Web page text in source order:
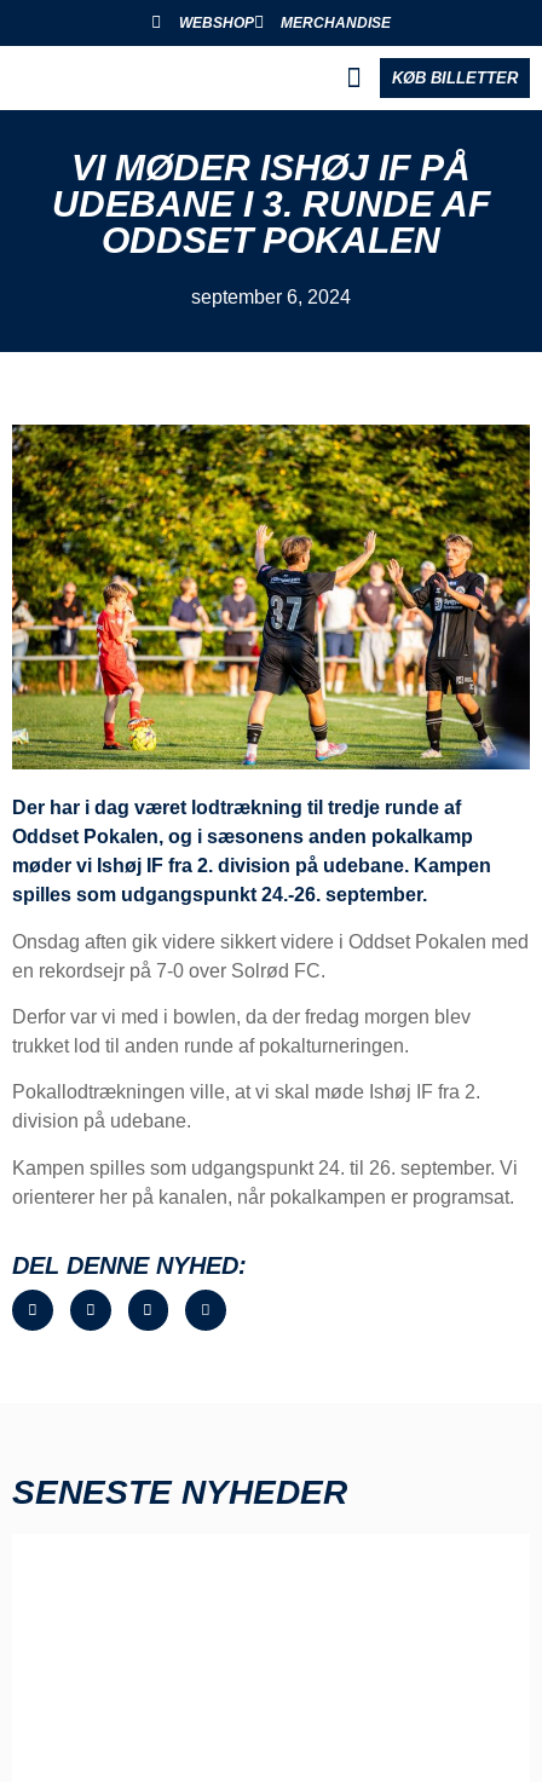
WEBSHOP MERCHANDISE
KØB BILLETTER
VI MØDER ISHØJ IF PÅ
UDEBANE I 3. RUNDE AF
ODDSET POKALEN
september 6, 2024
Der har i dag været lodtrækning til tredje runde af
Oddset Pokalen, og i sæsonens anden pokalkamp
møder vi Ishøj IF fra 2. division på udebane. Kampen
spilles som udgangspunkt 24.-26. september.
Onsdag aften gik videre sikkert videre i Oddset Pokalen med
en rekordsejr på 7-0 over Solrød FC.
Derfor var vi med i bowlen, da der fredag morgen blev
trukket lod til anden runde af pokalturneringen.
Pokallodtrækningen ville, at vi skal møde Ishøj IF fra 2.
division på udebane.
Kampen spilles som udgangspunkt 24. til 26. september. Vi
orienterer her på kanalen, når pokalkampen er programsat.
DEL DENNE NYHED:
SENESTE NYHEDER